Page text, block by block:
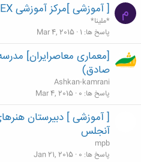
م [ آموزشی ]مرکز آموزشی ROLEX
*ملینا*
پاسخ ها 1
Mar 4, 2015
[معماری معاصرایران]
صادق)
Ashkan-kamrani
پاسخ ها 0
Mar 4, 2015
[ آموزشی ] دبیرستان
آنجلس
mpb
پاسخ ها 0
Jan 21, 2015